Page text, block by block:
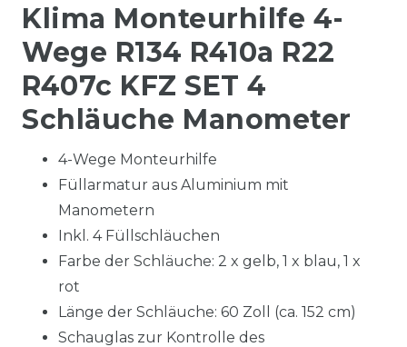
Klima Monteurhilfe 4-
Wege R134 R410a R22
R407c KFZ SET 4
Schläuche Manometer
4-Wege Monteurhilfe
Füllarmatur aus Aluminium mit
Manometern
Inkl. 4 Füllschläuchen
Farbe der Schläuche: 2 x gelb, 1 x blau, 1 x
rot
Länge der Schläuche: 60 Zoll (ca. 152 cm)
Schauglas zur Kontrolle des